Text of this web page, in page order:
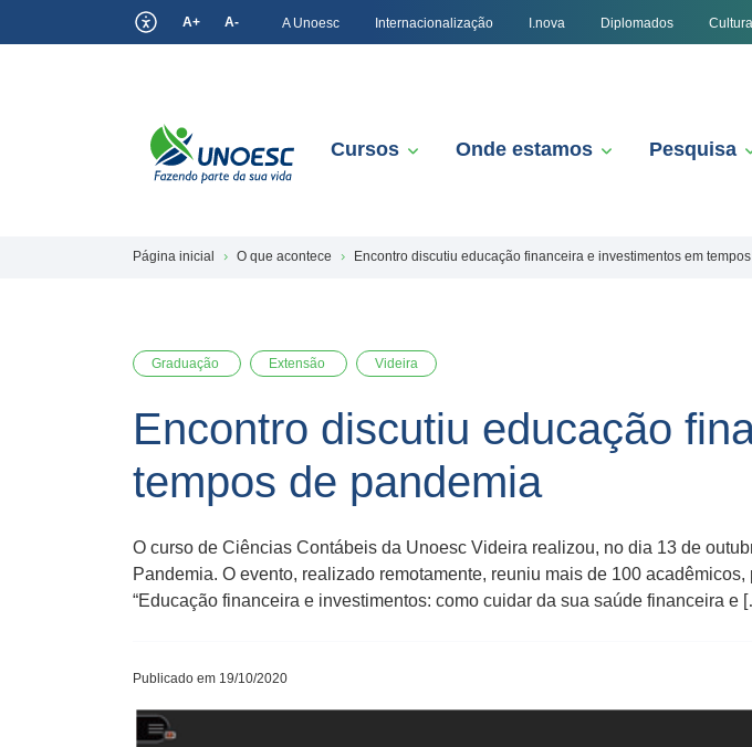
A+ A- A Unoesc Internacionalização I.nova Diplomados Cultura
Cursos Onde estamos Pesquisa
Página inicial O que acontece Encontro discutiu educação financeira e investimentos em
Graduação Extensão Videira
Encontro discutiu educação
tempos de pandemia
O curso de Ciências Contábeis da Unoesc Videira realizou, no dia 13 de
Pandemia. O evento, realizado remotamente, reuniu mais de 100
“Educação financeira e investimentos: como cuidar da sua saúde financeira e
Publicado em 19/10/2020